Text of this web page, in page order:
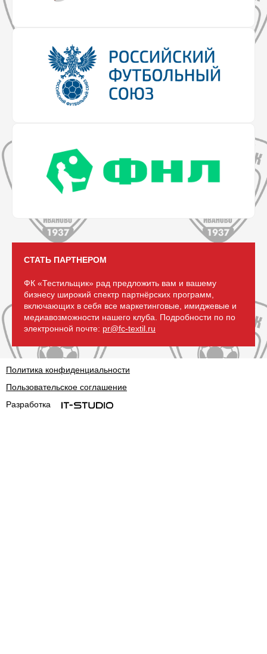
СТАТЬ ПАРТНЕРОМ
ФК «Тестильщик» рад предложить вам и вашему
бизнесу широкий спектр партнёрских программ,
включающих в себя все маркетинговые, имиджевые и
медиавозможности нашего клуба. Подробности по по
электронной почте: pr@fc-textil.ru
Политика конфиденциальности
Пользовательское соглашение
Разработка